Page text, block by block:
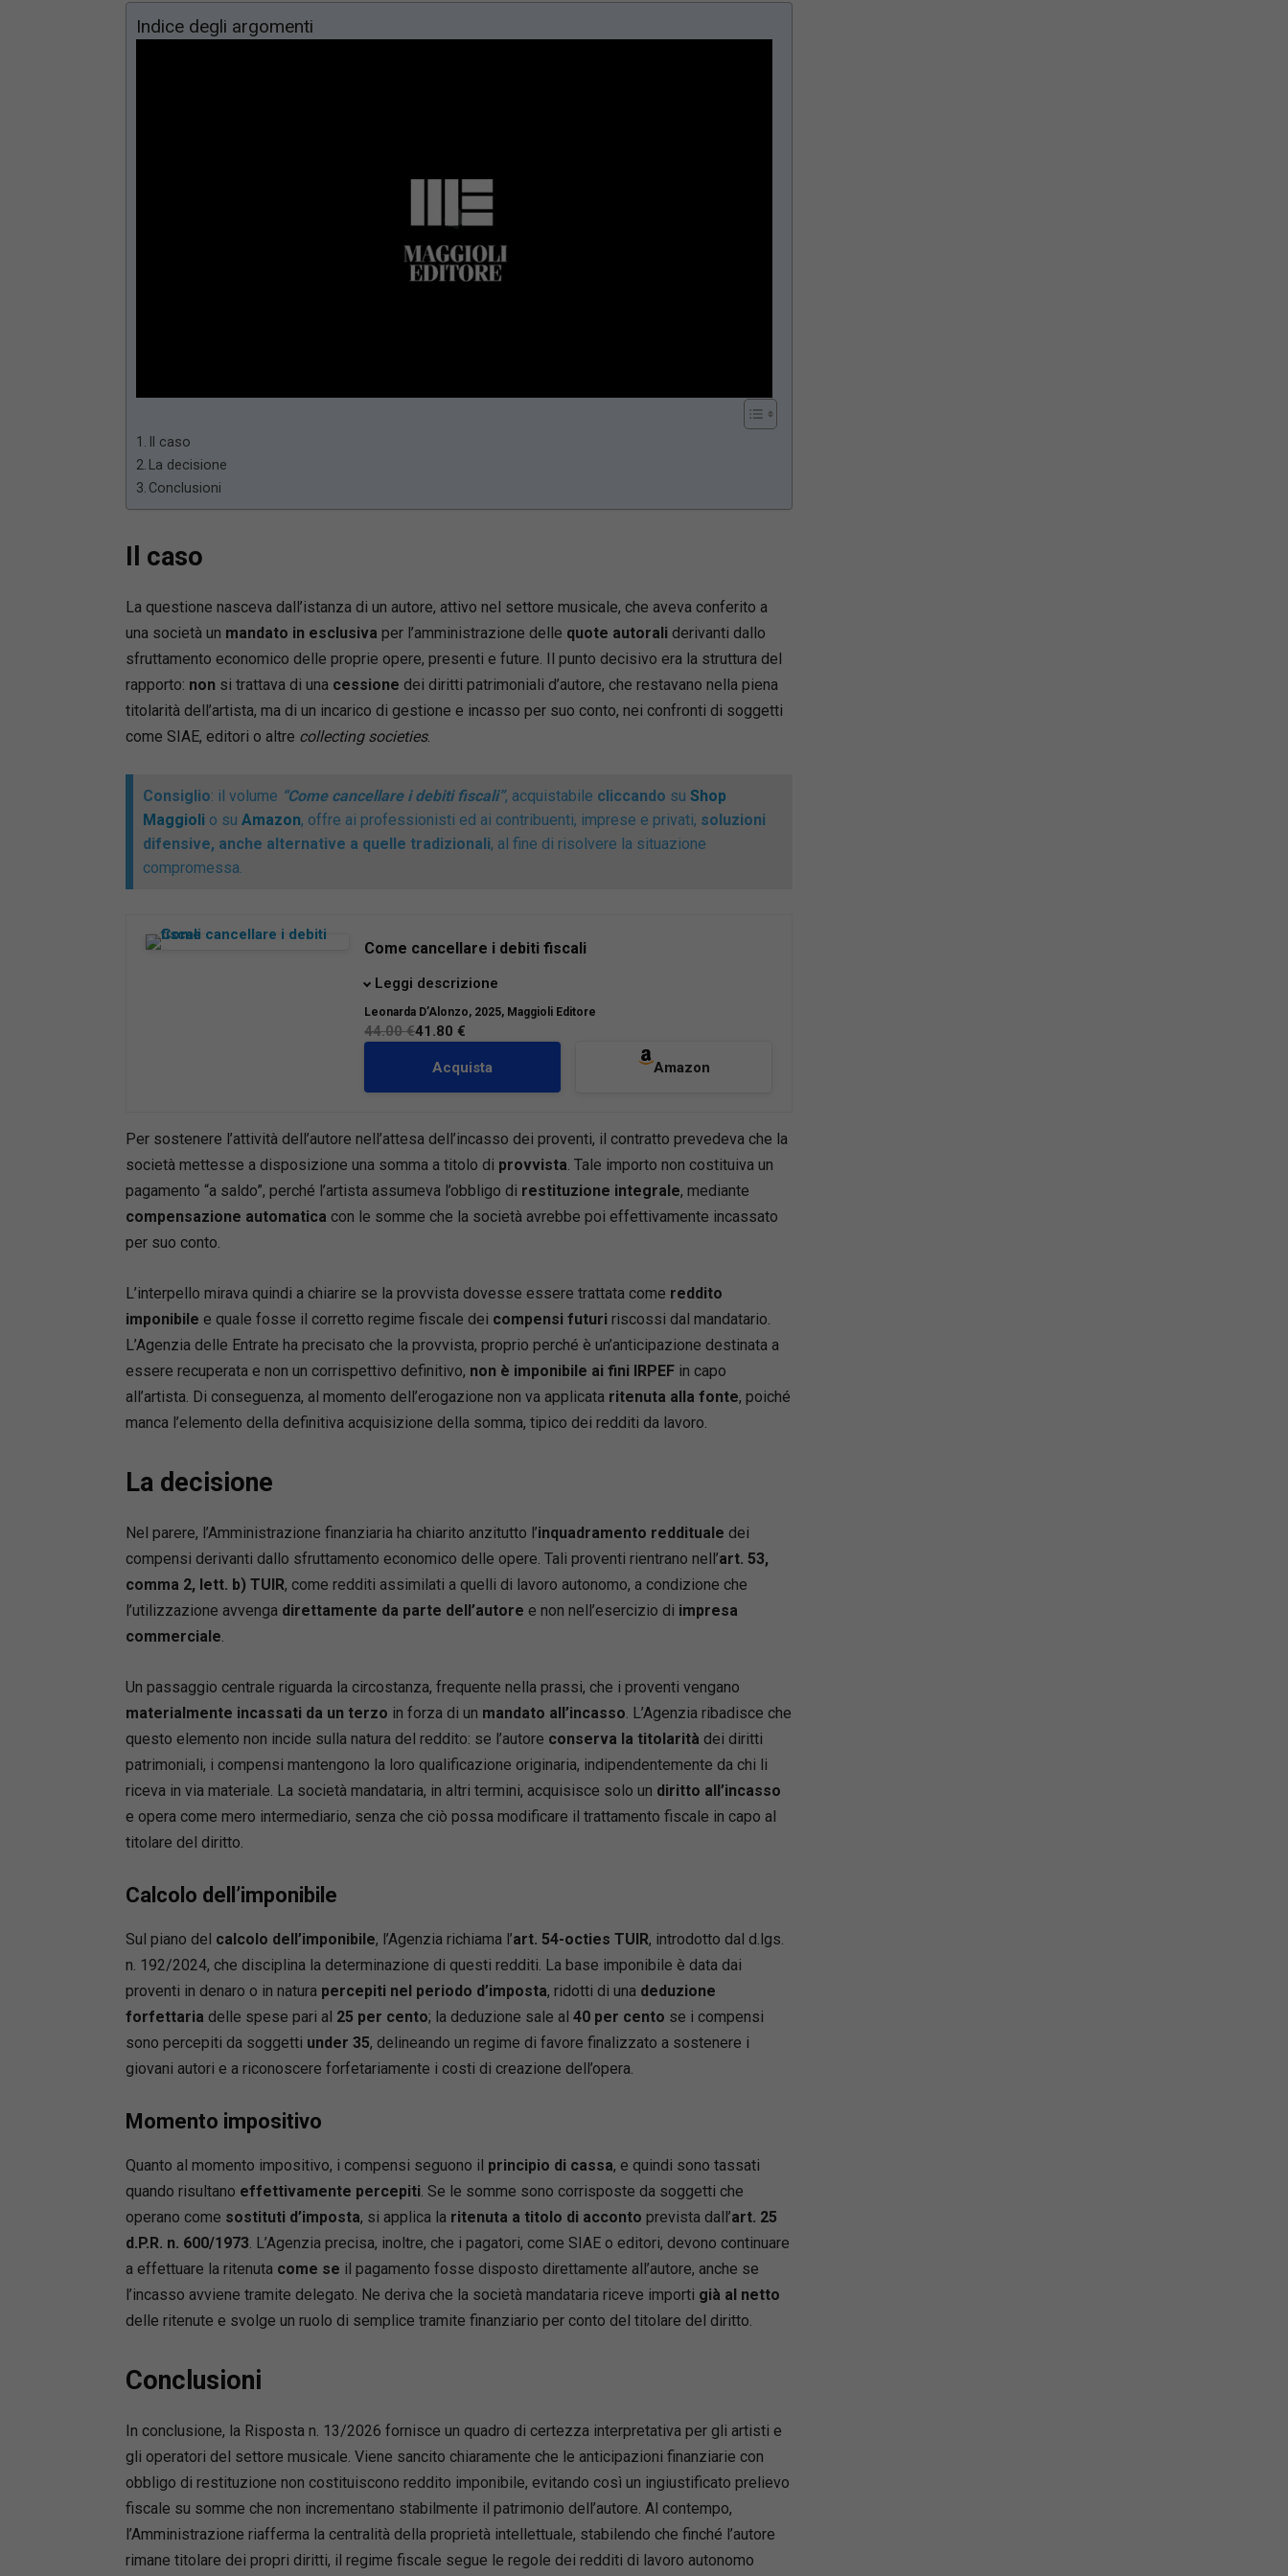
Indice degli argomenti
66.17%
Il caso
La decisione
Conclusioni
Il caso
La questione nasceva dall’istanza di un autore, attivo nel settore musicale, che aveva conferito a
una società un mandato in esclusiva per l’amministrazione delle quote autorali derivanti dallo
sfruttamento economico delle proprie opere, presenti e future. Il punto decisivo era la struttura del
rapporto: non si trattava di una cessione dei diritti patrimoniali d’autore, che restavano nella piena
titolarità dell’artista, ma di un incarico di gestione e incasso per suo conto, nei confronti di soggetti
come SIAE, editori o altre collecting societies.
Consiglio: il volume “Come cancellare i debiti fiscali”, acquistabile cliccando su Shop
Maggioli o su Amazon, offre ai professionisti ed ai contribuenti, imprese e privati, soluzioni
difensive, anche alternative a quelle tradizionali, al fine di risolvere la situazione
compromessa.
Come cancellare i debiti fiscali
Il presente volume vuole offrire ai professionisti ed ai
contribuenti, imprese e privati,
anche alternative a quelle tradizionali
risolvere la situazione compromessa.
Sono raccolti tutti glistrumenti utili per una efficace
imprenditoriale o professionale al primo
accertamento/atto impositivo, sino ai rimedi estremi
post decadenza dalle ordinarie azioni difensive.
Il lavoro, aggiornato alle ultime novità legislative e
giurisprudenziali nazionali ed europee, analizza le
esattoriali e le relative soluzioni, attraverso il
coordinamento della normativa speciale esattoriale alle
previsioni amministrative, agli istituti civilistici, nonché
alle norme penali (ad es. la sospensione disposta dal
PM a seguito di denuncia per usura).
Al professionista viene offerto un quadro completo del
suo perimetro d’azione, con l’indicazione puntuale delle
Leonarda D’Alonzo
Avvocato, già Giudice Onorario presso il tribunale di
Ferrara e Giudice dell’Esecuzione in esecuzioni
mobiliari, esecuzioni esattoriali mobiliari e immobiliari e
opposizione all’esecuzione nella fase cautelare.
Leggi descrizione
Leonarda D’Alonzo, 2025, Maggioli Editore
44.00 €41.80 €
Acquista Amazon
Per sostenere l’attività dell’autore nell’attesa dell’incasso dei proventi, il contratto prevedeva che la
società mettesse a disposizione una somma a titolo di provvista. Tale importo non costituiva un
pagamento “a saldo”, perché l’artista assumeva l’obbligo di restituzione integrale, mediante
compensazione automatica con le somme che la società avrebbe poi effettivamente incassato
per suo conto.
L’interpello mirava quindi a chiarire se la provvista dovesse essere trattata come reddito
imponibile e quale fosse il corretto regime fiscale dei compensi futuri riscossi dal mandatario.
L’Agenzia delle Entrate ha precisato che la provvista, proprio perché è un’anticipazione destinata a
essere recuperata e non un corrispettivo definitivo, non è imponibile ai fini IRPEFin capo
all’artista. Di conseguenza, al momento dell’erogazione non va applicata ritenuta alla fonte, poiché
manca l’elemento della definitiva acquisizione della somma, tipico dei redditi da lavoro.
La decisione
Nel parere, l’Amministrazione finanziaria ha chiarito anzitutto l’inquadramento reddituale dei
compensi derivanti dallo sfruttamento economico delle opere. Tali proventi rientrano nell’art. 53,
comma 2, lett. b) TUIR, come redditi assimilati a quelli di lavoro autonomo, a condizione che
l’utilizzazione avvenga direttamente da parte dell’autore e non nell’esercizio di impresa
commerciale.
Un passaggio centrale riguarda la circostanza, frequente nella prassi, che i proventi vengano
materialmente incassati da un terzo in forza di un mandato all’incasso. L’Agenzia ribadisce che
questo elemento non incide sulla natura del reddito: se l’autore conserva la titolarità dei diritti
patrimoniali, i compensi mantengono la loro qualificazione originaria, indipendentemente da chi li
riceva in via materiale. La società mandataria, in altri termini, acquisisce solo un diritto all’incasso
e opera come mero intermediario, senza che ciò possa modificare il trattamento fiscale in capo al
titolare del diritto.
Calcolo dell’imponibile
Sul piano del calcolo dell’imponibile, l’Agenzia richiama l’art. 54-octies TUIR, introdotto dal d.lgs.
n. 192/2024, che disciplina la determinazione di questi redditi. La base imponibile è data dai
proventi in denaro o in natura percepiti nel periodo d’imposta, ridotti di una deduzione
forfettaria delle spese pari al 25 per cento; la deduzione sale al 40 per cento se i compensi
sono percepiti da soggetti under 35, delineando un regime di favore finalizzato a sostenere i
giovani autori e a riconoscere forfetariamente i costi di creazione dell’opera.
Momento impositivo
Quanto al momento impositivo, i compensi seguono il principio di cassa, e quindi sono tassati
quando risultano effettivamente percepiti. Se le somme sono corrisposte da soggetti che
operano come sostituti d’imposta, si applica la ritenuta a titolo di acconto prevista dall’art. 25
d.P.R. n. 600/1973. L’Agenzia precisa, inoltre, che i pagatori, come SIAE o editori, devono continuare
a effettuare la ritenuta come se il pagamento fosse disposto direttamente all’autore, anche se
l’incasso avviene tramite delegato. Ne deriva che la società mandataria riceve importi già al netto
delle ritenute e svolge un ruolo di semplice tramite finanziario per conto del titolare del diritto.
Conclusioni
In conclusione, la Risposta n. 13/2026 fornisce un quadro di certezza interpretativa per gli artisti e
gli operatori del settore musicale. Viene sancito chiaramente che le anticipazioni finanziarie con
obbligo di restituzione non costituiscono reddito imponibile, evitando così un ingiustificato prelievo
fiscale su somme che non incrementano stabilmente il patrimonio dell’autore. Al contempo,
l’Amministrazione riafferma la centralità della proprietà intellettuale, stabilendo che finché l’autore
rimane titolare dei propri diritti, il regime fiscale segue le regole dei redditi di lavoro autonomo